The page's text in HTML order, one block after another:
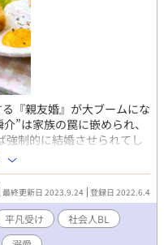
『親友婚』が大ブームにな
”は家族の罠に嵌められ、
強制的に結婚させられてし
の幼馴染だと思っていた
抱くようになっていく。 美
き受けのほのぼのBL。 漫画
最終更新日 2023.9.24 登録日 2022.6.4
平凡受け
社会人BL